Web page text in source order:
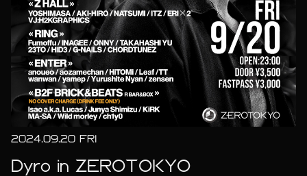
2024.09.20 FRI
Dyro in ZEROTOKYO